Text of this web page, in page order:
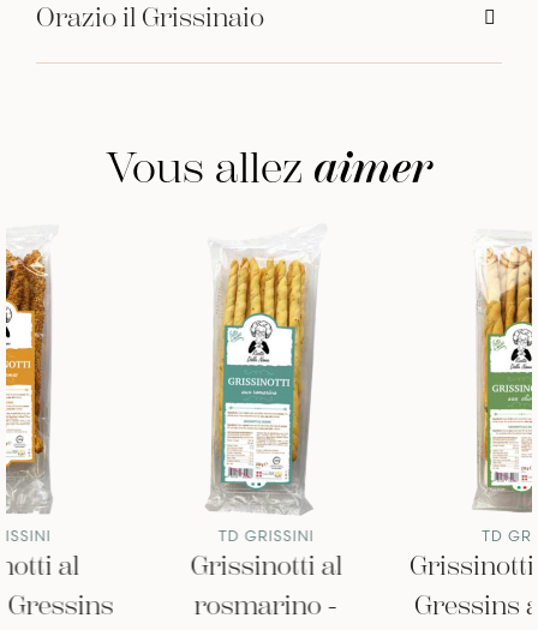
Orazio il Grissinaio
Vous allez aimer
TD GRISSINI
Grissinotti al
rosmarino -
TD GRISSINI
Grissinottialle
Gressins aux